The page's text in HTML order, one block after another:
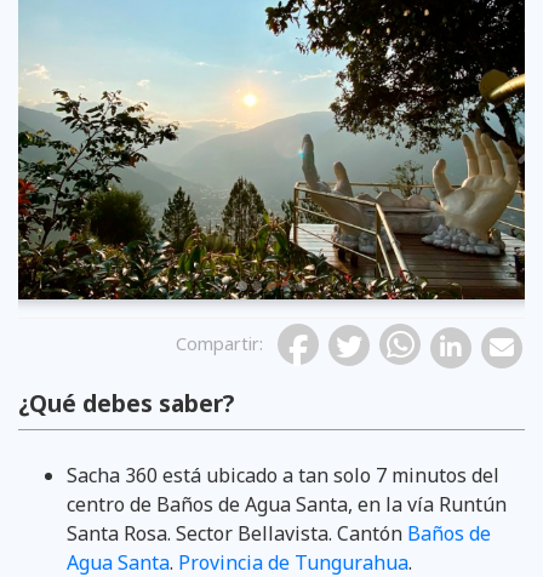
Previous
Compartir:
¿Qué debes saber?
Sacha 360 está ubicado a tan solo 7 minutos del
centro de Baños de Agua Santa, en la vía Runtún
Santa Rosa. Sector Bellavista. Cantón Baños de
Agua Santa. Provincia de Tungurahua.